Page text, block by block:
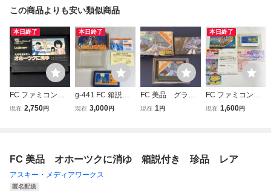
この商品よりも安い類似商品
本日終了
FC ファミコン
【※箱説なし※】
現在 2,750円
本日終了
g-441 FC 箱説付
き レッキングクル
現在 3,000円
FC 美品 グラデ
ィウス 箱説付き
現在 1円
本日終了
FC ファミコン
リップルアイラン
現在 1,600円
FC 美品 オホーツクに消ゆ 箱説付き 珍品 レア
アスキー・メディアワークス
匿名配送